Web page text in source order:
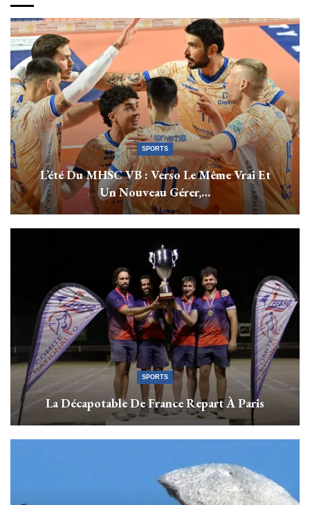
SPORTS
L’été Du MHSC VB : Verso Le Même Vrai Et
Un Nouveau Gérer,…
SPORTS
La Décapotable De France Repart À Paris